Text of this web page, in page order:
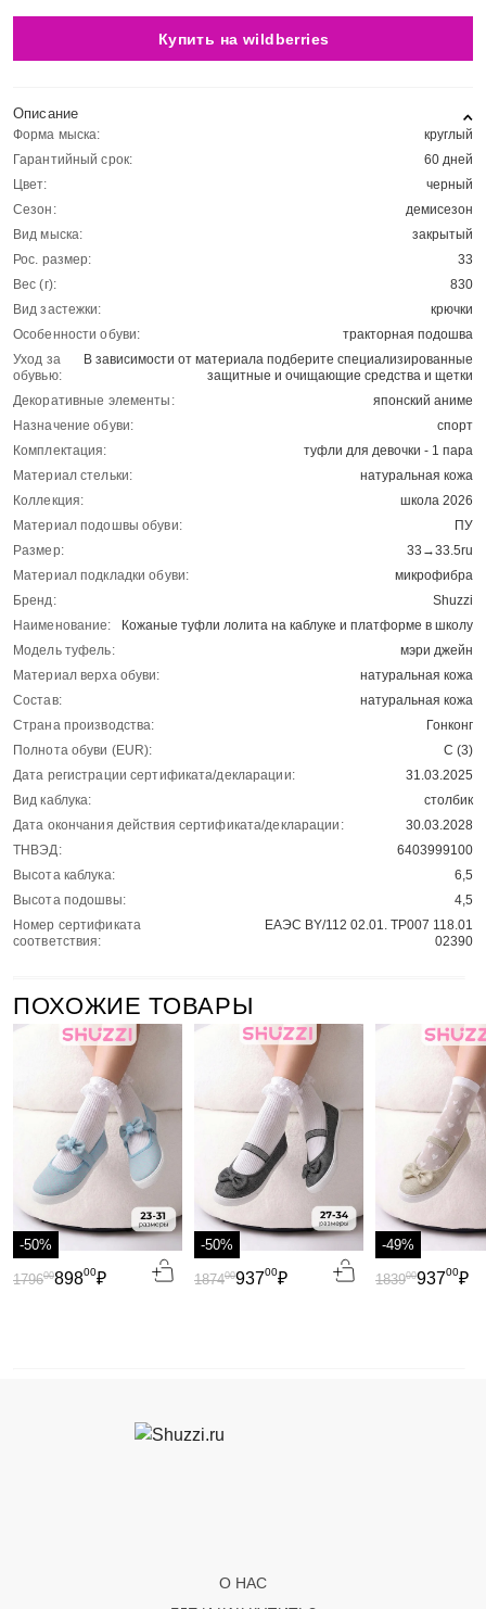
Купить на wildberries
Описание
Форма мыска:
круглый
Гарантийный срок:
60 дней
Цвет:
черный
Сезон:
демисезон
Вид мыска:
закрытый
Рос. размер:
33
Вес (г):
830
Вид застежки:
крючки
Особенности обуви:
тракторная подошва
Уход за
обувью:
В зависимости от материала подберите специализированные
защитные и очищающие средства и щетки
Декоративные элементы:
японский аниме
Назначение обуви:
спорт
Комплектация:
туфли для девочки - 1 пара
Материал стельки:
натуральная кожа
Коллекция:
школа 2026
Материал подошвы обуви:
ПУ
Размер:
33→33.5ru
Материал подкладки обуви:
микрофибра
Бренд:
Shuzzi
Наименование:
Кожаные туфли лолита на каблуке и платформе в школу
Модель туфель:
мэри джейн
Материал верха обуви:
натуральная кожа
Состав:
натуральная кожа
Страна производства:
Гонконг
Полнота обуви (EUR):
С (3)
Дата регистрации сертификата/декларации:
31.03.2025
Вид каблука:
столбик
Дата окончания действия сертификата/декларации:
30.03.2028
ТНВЭД:
6403999100
Высота каблука:
6,5
Высота подошвы:
4,5
Номер сертификата
соответствия:
ЕАЭС BY/112 02.01. ТР007 118.01
02390
ПОХОЖИЕ ТОВАРЫ
-50%
89800₽
179600
-50%
93700₽
187400
-49%
93700₽
183900
О НАС